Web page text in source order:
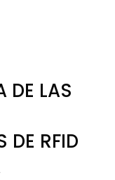
DE LAS
DE RFID